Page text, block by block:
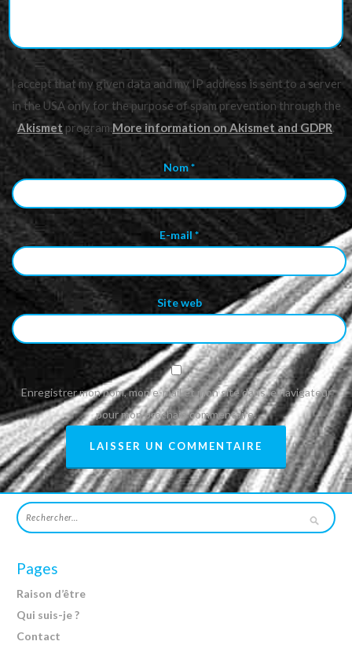
I accept that my given data and my IP address is sent to a server
in the USA only for the purpose of spam prevention through the
Akismet program.More information on Akismet and GDPR.
Nom*
E-mail*
Site web
Enregistrer mon nom, mon e-mail et mon site dans le navigateur
pour mon prochain commentaire.
Pages
Raison d’être
Qui suis-je ?
Contact